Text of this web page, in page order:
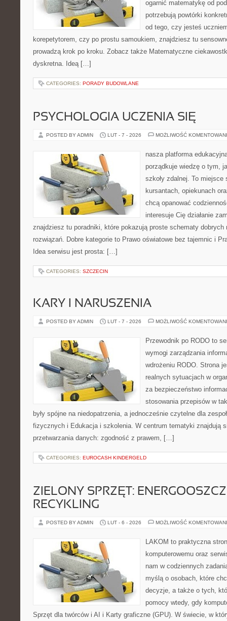
ogarnić matematykę od
potrzebują powtórki
od tego, czy jesteś
korepetytorem, czy po prostu samoukiem, znajdziesz tu
prowadzą krok po kroku. Zobacz także Matematyczne
dyskretna. Ideą […]
CATEGORIES: PORADY BUDOWLANE
PSYCHOLOGIA UCZENIA SIĘ
POSTED BY ADMIN LUT - 7 - 2026 MOŻLIWOŚĆ
nasza platforma
porządkuje wiedzę o tym,
szkoły zdalnej. To
kursantach, opiekunach
chcą opanować
interesuje Cię działanie
znajdziesz tu poradniki, które pokazują proste schematy dobrych
rozwiązań. Dobre kategorie to Prawo oświatowe bez tajemnic i
Idea serwisu jest prosta: […]
CATEGORIES: SZCZECIN
KARY I NARUSZENIA
POSTED BY ADMIN LUT - 7 - 2026 MOŻLIWOŚĆ
Przewodnik po RODO to
wymogi zarządzania
wdrożeniu RODO. Strona
realnych sytuacjach w
za bezpieczeństwo
stosowania przepisów w
były spójne na niedopatrzenia, a jednocześnie czytelne dla
fizycznych i Edukacja i szkolenia. W centrum tematyki znajdują
przetwarzania danych: zgodność z prawem, […]
CATEGORIES: EUROCASH KINDERGELD
ZIELONY SPRZĘT:
RECYKLING
POSTED BY ADMIN LUT - 6 - 2026 MOŻLIWOŚĆ
LAKOM to praktyczna
komputerowemu oraz
nam w codziennych
myślą o osobach, które
decyzje, a także o tych,
pomocy wtedy, gdy
Sprzęt dla twórców i AI i Karty graficzne (GPU). W świecie, w